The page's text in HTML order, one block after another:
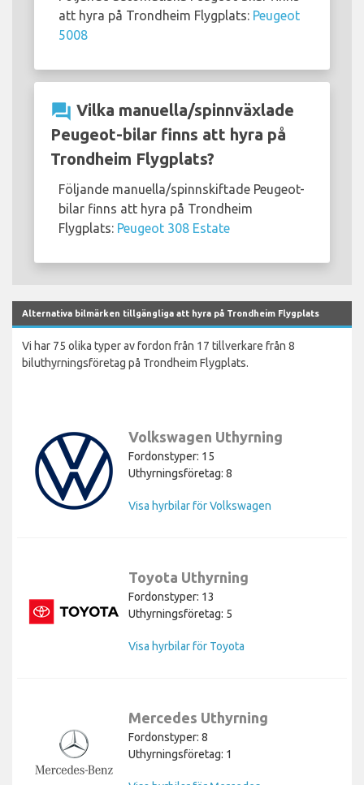
att hyra på Trondheim Flygplats: Peugeot
5008
question_answer Vilka manuella/spinnväxlade
Peugeot-bilar finns att hyra på
Trondheim Flygplats?
Följande manuella/spinnskiftade Peugeot-
bilar finns att hyra på Trondheim
Flygplats: Peugeot 308 Estate
Alternativa bilmärken tillgängliga att hyra på Trondheim Flygplats
Vi har 75 olika typer av fordon från 17 tillverkare från 8
biluthyrningsföretag på Trondheim Flygplats.
Volkswagen Uthyrning
Fordonstyper: 15
Uthyrningsföretag: 8
Visa hyrbilar för Volkswagen
Toyota Uthyrning
Fordonstyper: 13
Uthyrningsföretag: 5
Visa hyrbilar för Toyota
Mercedes Uthyrning
Fordonstyper: 8
Uthyrningsföretag: 1